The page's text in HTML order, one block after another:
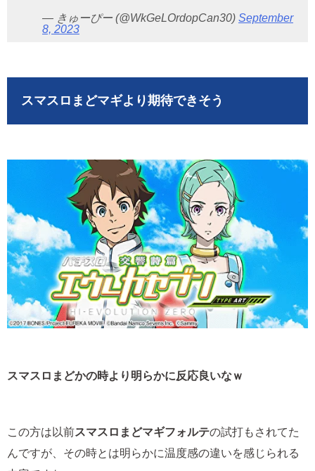
— きゅーぴー (@WkGeLOrdopCan30) September
8, 2023
スマスロまどマギより期待できそう
スマスロまどかの時より明らかに反応良いなｗ
この方は以前スマスロまどマギフォルテの試打もされてた
んですが、その時とは明らかに温度感の違いを感じられる